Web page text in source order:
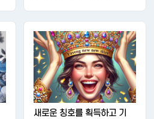
새로운 칭호를 획득하고 기